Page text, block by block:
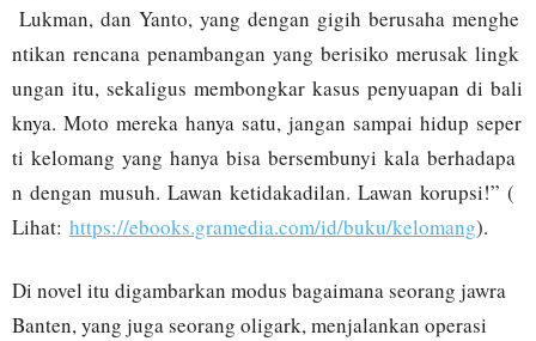
Lukman, dan Yanto, yang dengan gigih berusaha menghe
ntikan rencana penambangan yang berisiko merusak lingk
ungan itu, sekaligus membongkar kasus penyuapan di bali
knya. Moto mereka hanya satu, jangan sampai hidup seper
ti kelomang yang hanya bisa bersembunyi kala berhadapa
n dengan musuh. Lawan ketidakadilan. Lawan korupsi!” (
Lihat: https://ebooks.gramedia.com/id/buku/kelomang).
Di novel itu digambarkan modus bagaimana seorang jawra
Banten, yang juga seorang oligark, menjalankan operasi